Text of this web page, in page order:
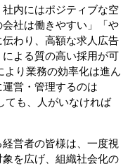
内にはポジティブな空
社は働きやすい」「や
わり、高額な求人広告
よる質の高い採用が可
より業務の効率化は進ん
営・管理するのは
ても、人がいなければ
営者の皆様は、一度視
を広げ、組織社会化の